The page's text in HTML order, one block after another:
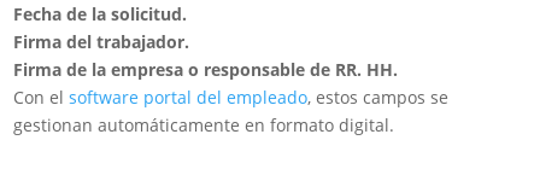
Fecha de la solicitud.
Firma del trabajador.
Firma de la empresa o responsable de RR. HH.
Con el software portal del empleado, estos campos se
gestionan automáticamente en formato digital.